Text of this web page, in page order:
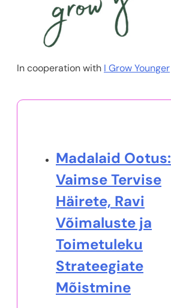
In cooperation with I Grow Younger
Madalaid Ootus:
Vaimse Tervise
Häirete, Ravi
Võimaluste ja
Toimetuleku
Strateegiate
Mõistmine